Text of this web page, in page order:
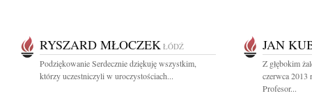
RYSZARD MŁOCZEK ŁÓDŹ
Podziękowanie Serdecznie dziękuję wszystkim,
którzy uczestniczyli w uroczystościach...
JAN
Z głębokim
czerwca 2013
Profesor...